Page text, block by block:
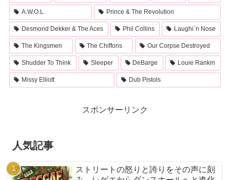
A.W.O.L. Prince & The Revolution
Desmond Dekker & The Aces Phil Collins Laughi`n Nose
The Kingsmen The Chiffons Our Corpse Destroyed
Shudder To Think Sleeper DeBarge Louie Rankin
Missy Elliott Dub Pistols
スポンサーリンク
人気記事
ストリートの怒りと誇りをその声に刻